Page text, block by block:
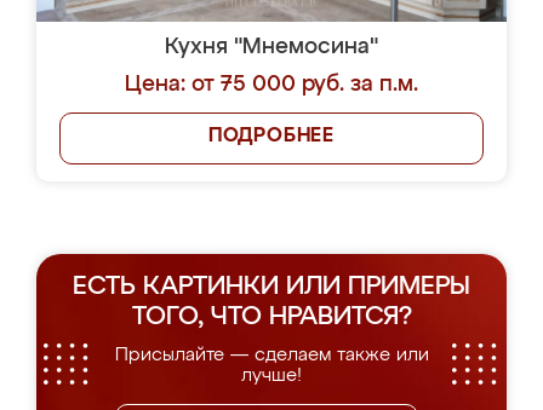
Кухня "Мнемосина"
Цена: от 75 000 руб. за п.м.
ПОДРОБНЕЕ
ЕСТЬ КАРТИНКИ ИЛИ ПРИМЕРЫ
ТОГО, ЧТО НРАВИТСЯ?
Присылайте — сделаем также или
лучше!